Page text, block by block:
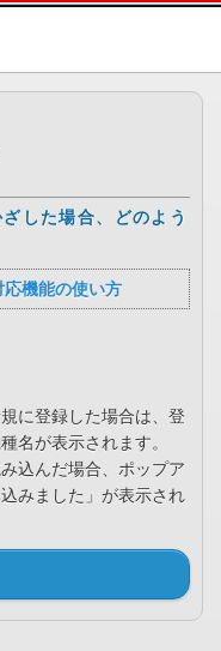
した場合、どのよう
機能の使い方
に登録した場合は、登
名が表示されます。
込んだ場合、ポップア
みました」が表示され